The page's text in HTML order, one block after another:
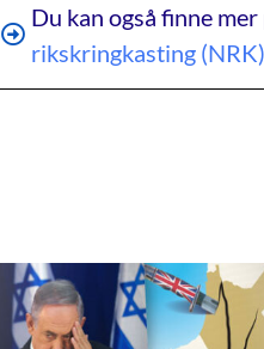
Du kan også finne
rikskringkasting (NRK)